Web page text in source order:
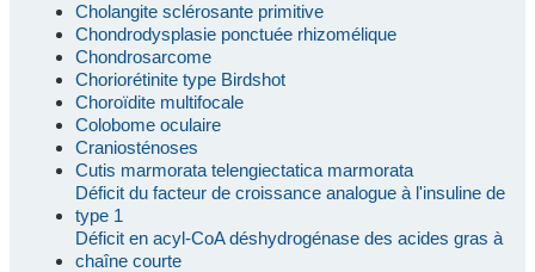
Cholangite sclérosante primitive
Chondrodysplasie ponctuée rhizomélique
Chondrosarcome
Choriorétinite type Birdshot
Choroïdite multifocale
Colobome oculaire
Craniosténoses
Cutis marmorata telengiectatica marmorata
Déficit du facteur de croissance analogue à l'insuline de
type 1
Déficit en acyl-CoA déshydrogénase des acides gras à
chaîne courte